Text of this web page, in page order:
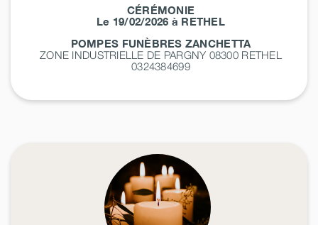
CÉRÉMONIE
Le 19/02/2026 à RETHEL
POMPES FUNÈBRES ZANCHETTA
ZONE INDUSTRIELLE DE PARGNY 08300 RETHEL
0324384699